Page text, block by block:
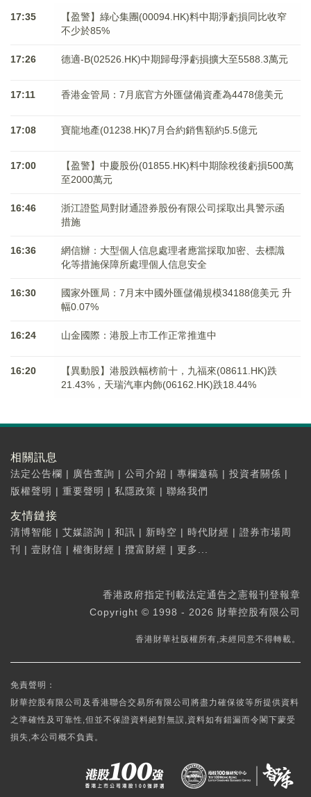
17:35
【盈警】綠心集團(00094.HK)料中期淨虧損同比收窄
不少於85%
17:26 德適-B(02526.HK)中期歸母淨虧損擴大至5588.3萬元
17:11 香港金管局：7月底官方外匯儲備資產為4478億美元
17:08 寶龍地產(01238.HK)7月合約銷售額約5.5億元
17:00
【盈警】中慶股份(01855.HK)料中期除稅後虧損500萬
至2000萬元
16:46
浙江證監局對財通證券股份有限公司採取出具警示函
措施
16:36
網信辦：大型個人信息處理者應當採取加密、去標識
化等措施保障所處理個人信息安全
16:30
國家外匯局：7月末中國外匯儲備規模34188億美元 升
幅0.07%
16:24 山金國際：港股上市工作正常推進中
16:20
【異動股】港股跌幅榜前十，九福來(08611.HK)跌
21.43%，天瑞汽車内飾(06162.HK)跌18.44%
相關訊息
法定公告欄 | 廣告查詢 | 公司介紹 | 專欄邀稿 | 投資者關係 |
版權聲明 | 重要聲明 | 私隱政策 | 聯絡我們
友情鏈接
清博智能 | 艾媒諮詢 | 和訊 | 新時空 | 時代財經 | 證券市場周
刊
| 壹財信 | 權衡財經 | 攬富財經 | 更多...
香港政府指定刊載法定通告之憲報刊登報章
Copyright © 1998 - 2026 財華控股有限公司
香港財華社版權所有,未經同意不得轉載。
免責聲明：
財華控股有限公司及香港聯合交易所有限公司將盡力確保彼等所提供資料
之準確性及可靠性,但並不保證資料絕對無誤,資料如有錯漏而令閣下蒙受
損失,本公司概不負責。